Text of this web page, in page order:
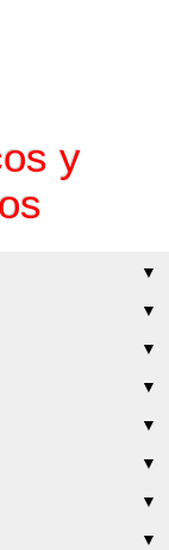
y
▼
▼
▼
▼
▼
▼
▼
▼